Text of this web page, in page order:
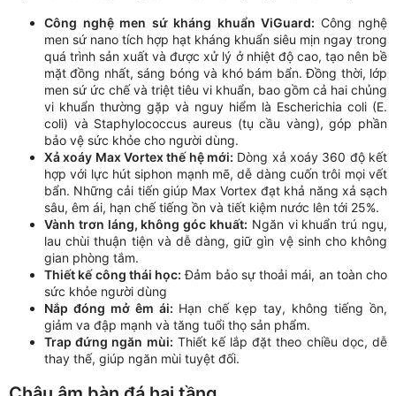
Công nghệ men sứ kháng khuẩn ViGuard: Công nghệ
men sứ nano tích hợp hạt kháng khuẩn siêu mịn ngay trong
quá trình sản xuất và được xử lý ở nhiệt độ cao, tạo nên bề
mặt đồng nhất, sáng bóng và khó bám bẩn. Đồng thời, lớp
men sứ ức chế và triệt tiêu vi khuẩn, bao gồm cả hai chủng
vi khuẩn thường gặp và nguy hiểm là Escherichia coli (E.
coli) và Staphylococcus aureus (tụ cầu vàng), góp phần
bảo vệ sức khỏe cho người dùng.
Xả xoáy Max Vortex thế hệ mới: Dòng xả xoáy 360 độ kết
hợp với lực hút siphon mạnh mẽ, dễ dàng cuốn trôi mọi vết
bẩn. Những cải tiến giúp Max Vortex đạt khả năng xả sạch
sâu, êm ái, hạn chế tiếng ồn và tiết kiệm nước lên tới 25%.
Vành trơn láng, không góc khuất: Ngăn vi khuẩn trú ngụ,
lau chùi thuận tiện và dễ dàng, giữ gìn vệ sinh cho không
gian phòng tắm.
Thiết kế công thái học: Đảm bảo sự thoải mái, an toàn cho
sức khỏe người dùng
Nắp đóng mở êm ái: Hạn chế kẹp tay, không tiếng ồn,
giảm va đập mạnh và tăng tuổi thọ sản phẩm.
Trap đứng ngăn mùi: Thiết kế lắp đặt theo chiều dọc, dễ
thay thế, giúp ngăn mùi tuyệt đối.